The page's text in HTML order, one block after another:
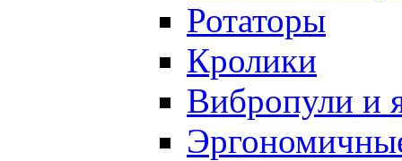
Ротаторы
Кролики
Вибропули и